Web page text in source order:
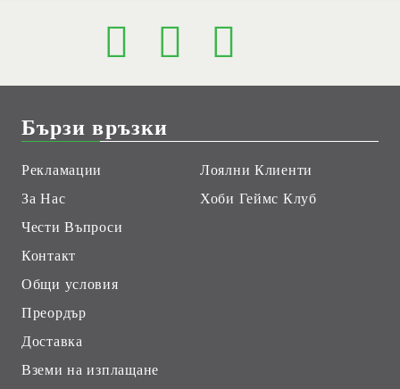
Бързи връзки
Рекламации
За Нас
Чести Въпроси
Контакт
Общи условия
Преордър
Доставка
Вземи на изплащане
Лоялни Клиенти
Хоби Геймс Клуб